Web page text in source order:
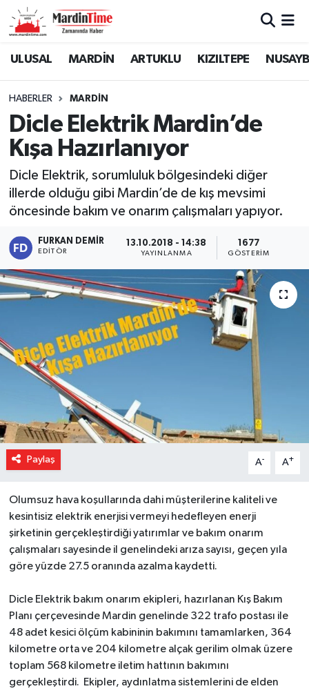
ULUSAL MARDİN ARTUKLU KIZILTEPE
HABERLER MARDİN
Dicle Elektrik Mardin’de
Kışa Hazırlanıyor
Dicle Elektrik, sorumluluk bölgesindeki diğer
illerde olduğu gibi Mardin’de de kış mevsimi
öncesinde bakım ve onarım çalışmaları yapıyor.
FURKAN DEMIR
EDITÖR
13.10.2018 - 14:38
YAYINLANMA
1677
GÖSTERIM
Paylaş A- A+
Olumsuz hava koşullarında dahi müşterilerine kaliteli ve
kesintisiz elektrik enerjisi vermeyi hedefleyen enerji
şirketinin gerçekleştirdiği yatırımlar ve bakım onarım
çalışmaları sayesinde il genelindeki arıza sayısı, geçen yıla
göre yüzde 27.5 oranında azalma kaydetti.
Dicle Elektrik bakım onarım ekipleri, hazırlanan Kış Bakım
Planı çerçevesinde Mardin genelinde 322 trafo postası ile
48 adet kesici ölçüm kabininin bakımını tamamlarken, 364
kilometre orta ve 204 kilometre alçak gerilim olmak üzere
toplam 568 kilometre iletim hattının bakımını
gerçekleştirdi. Ekipler, aydınlatma sistemlerini de elden
Mardin Nöbetçi Eczaneler
Mardin Namaz Vakitleri
Mardin Trafik Yoğunluk Haritası
Süper Lig Puan Durumu ve Fikstür
Haber Arşivi